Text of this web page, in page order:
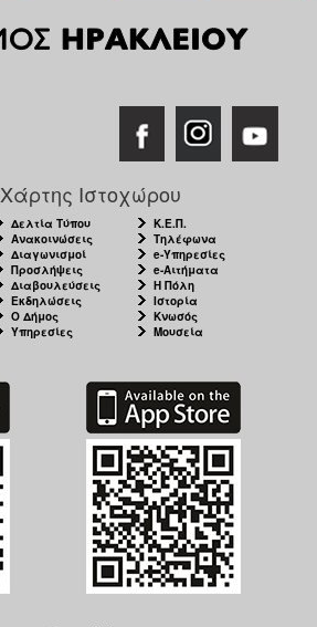
Χάρτης Ιστοχώρου
Δελτία Τύπου
Ανακοινώσεις
Διαγωνισμοί
Προσλήψεις
Διαβουλεύσεις
Εκδηλώσεις
Ο Δήμος
Υπηρεσίες
Κ.Ε.Π.
Τηλέφωνα
e-Υπηρεσίες
e-Αιτήματα
Η Πόλη
Ιστορία
Κνωσός
Μουσεία